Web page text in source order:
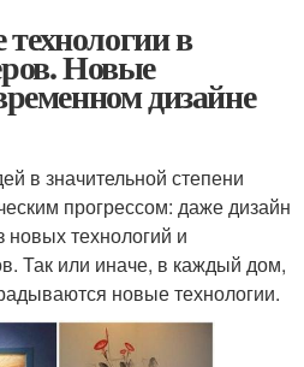
в
Новые
дизайне
в значительной степени
прогрессом: даже дизайн
технологий и
Так или иначе, в каждый дом,
новые технологии.